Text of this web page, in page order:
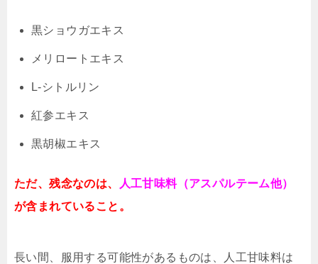
黒ショウガエキス
メリロートエキス
L-シトルリン
紅参エキス
黒胡椒エキス
ただ、残念なのは、
人工甘味料（アスパルテーム他）
が含まれていること。
長い間、服用する可能性があるものは、人工甘味料は